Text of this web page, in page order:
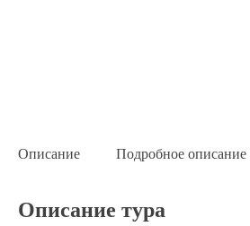
Описание Подробное описание
Описание тура